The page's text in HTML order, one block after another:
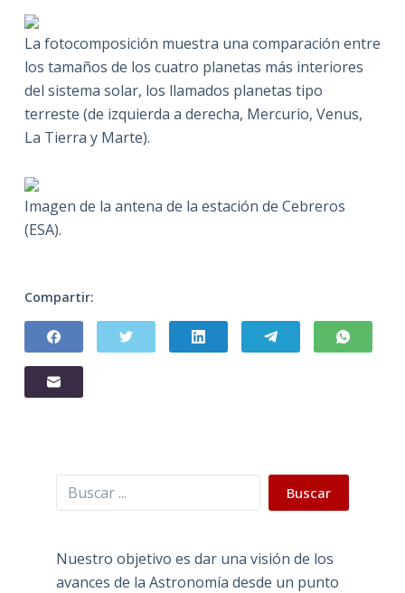
La fotocomposición muestra una comparación entre
los tamaños de los cuatro planetas más interiores
del sistema solar, los llamados planetas tipo
terreste (de izquierda a derecha, Mercurio, Venus,
La Tierra y Marte).
Imagen de la antena de la estación de Cebreros
(ESA).
Compartir:
Buscar Buscar
Nuestro objetivo es dar una visión de los
avances de la Astronomía desde un punto